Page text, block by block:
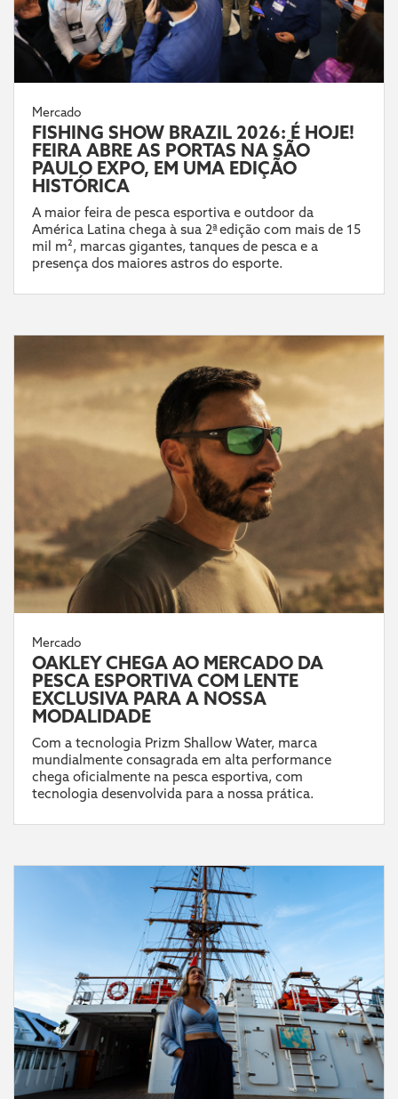
Mercado
FISHING SHOW BRAZIL 2026: É HOJE!
FEIRA ABRE AS PORTAS NA SÃO
PAULO EXPO, EM UMA EDIÇÃO
HISTÓRICA
A maior feira de pesca esportiva e outdoor da
América Latina chega à sua 2ª edição com mais de 15
mil m², marcas gigantes, tanques de pesca e a
presença dos maiores astros do esporte.
Mercado
OAKLEY CHEGA AO MERCADO DA
PESCA ESPORTIVA COM LENTE
EXCLUSIVA PARA A NOSSA
MODALIDADE
Com a tecnologia Prizm Shallow Water, marca
mundialmente consagrada em alta performance
chega oficialmente na pesca esportiva, com
tecnologia desenvolvida para a nossa prática.